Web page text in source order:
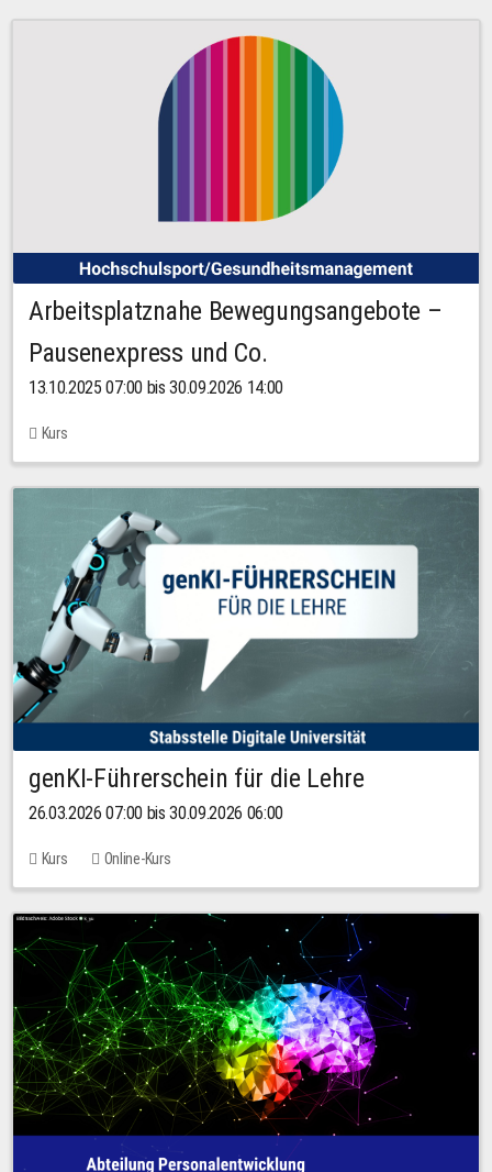
Arbeitsplatznahe Bewegungsangebote –
Pausenexpress und Co.
13.10.2025 07:00 bis 30.09.2026 14:00
Kurs
genKI-Führerschein für die Lehre
26.03.2026 07:00 bis 30.09.2026 06:00
Kurs Online-Kurs